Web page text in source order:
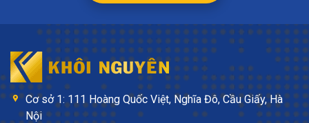
Cơ sở 1: 111 Hoàng Quốc Việt, Nghĩa Đô, Cầu Giấy, Hà
Nội